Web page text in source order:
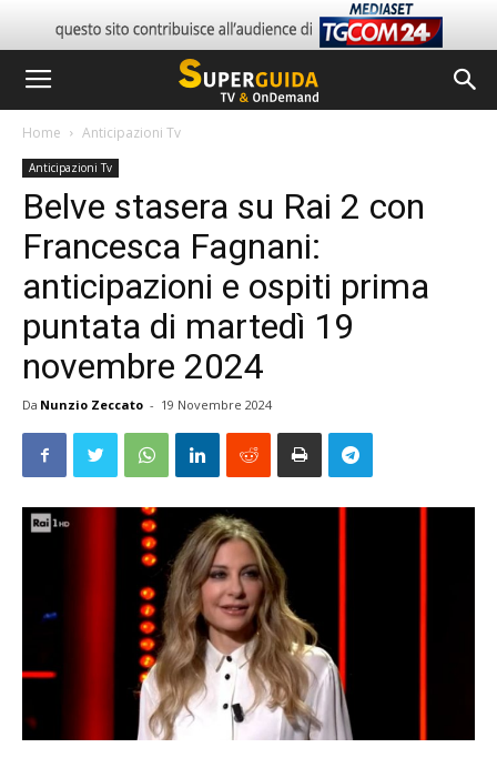
Home Anticipazioni Tv
Anticipazioni Tv
Belve stasera su Rai 2 con
Francesca Fagnani:
anticipazioni e ospiti prima
puntata di martedì 19
novembre 2024
Da Nunzio Zeccato - 19 Novembre 2024